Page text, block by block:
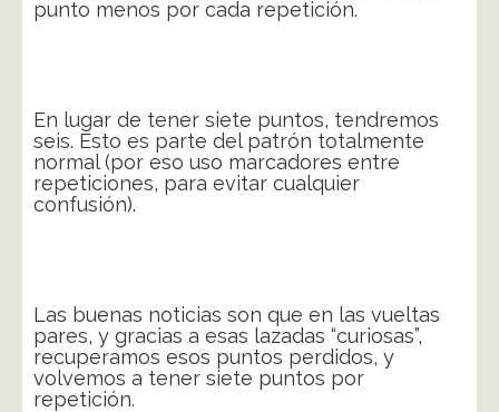
punto menos por cada repetición.
En lugar de tener siete puntos, tendremos
seis. Esto es parte del patrón totalmente
normal (por eso uso marcadores entre
repeticiones, para evitar cualquier
confusión).
Las buenas noticias son que en las vueltas
pares, y gracias a esas lazadas “curiosas”,
recuperamos esos puntos perdidos, y
volvemos a tener siete puntos por
repetición.